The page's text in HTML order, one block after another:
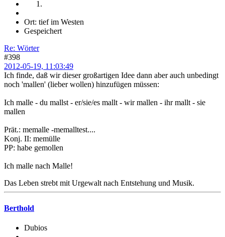
Ort: tief im Westen
Gespeichert
Re: Wörter
#398
2012-05-19, 11:03:49
Ich finde, daß wir dieser großartigen Idee dann aber auch unbedingt
noch 'mallen' (lieber wollen) hinzufügen müssen:
Ich malle - du mallst - er/sie/es mallt - wir mallen - ihr mallt - sie
mallen
Prät.: memalle -memalltest....
Konj. II: memülle
PP: habe gemollen
Ich malle nach Malle!
Das Leben strebt mit Urgewalt nach Entstehung und Musik.
Berthold
Dubios